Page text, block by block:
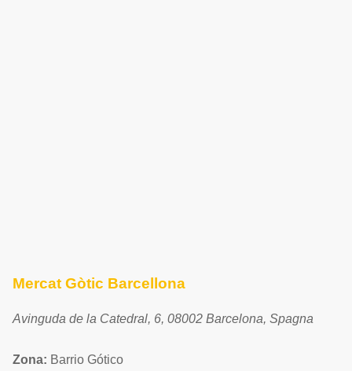
Mercat Gòtic Barcellona
Avinguda de la Catedral, 6, 08002 Barcelona, Spagna
Zona: Barrio Gótico